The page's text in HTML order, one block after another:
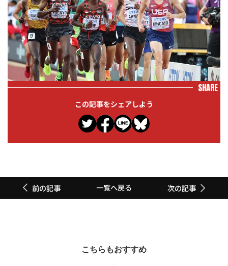
SHARE
この記事をシェアしよう
前の記事 一覧へ戻る 次の記事
こちらもおすすめ